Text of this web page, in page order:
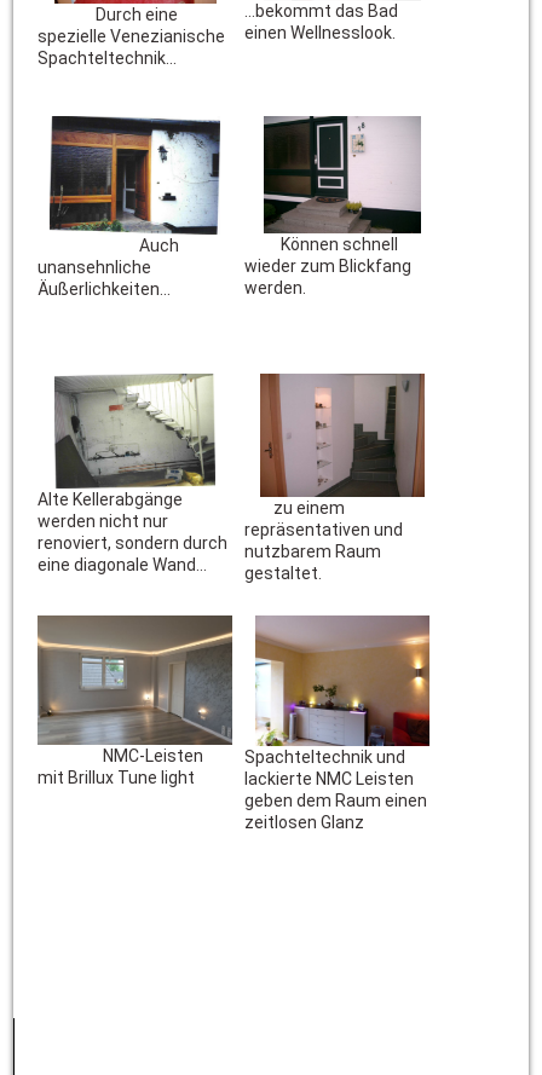
Durch eine
spezielle Venezianische
Spachteltechnik...
…bekommt das Bad
einen Wellnesslook.
Auch
unansehnliche
Äußerlichkeiten...
Können schnell
wieder zum Blickfang
werden.
Alte Kellerabgänge
werden nicht nur
renoviert, sondern durch
eine diagonale Wand...
zu einem
repräsentativen und
nutzbarem Raum
gestaltet.
NMC-Leisten
mit Brillux Tune light
Spachteltechnik und
lackierte NMC Leisten
geben dem Raum einen
zeitlosen Glanz